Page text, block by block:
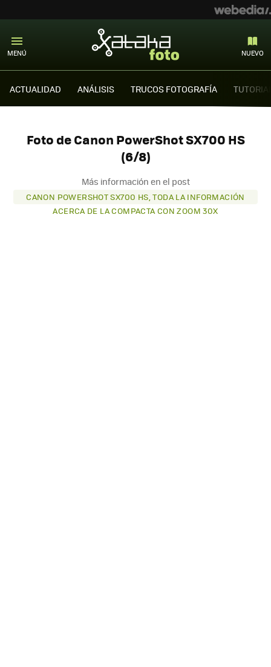
MENÚ NUEVO
ACTUALIDAD ANÁLISIS TRUCOS FOTOGRAFÍA
Foto de Canon PowerShot SX700 HS
(6/8)
Más información en el post
CANON POWERSHOT SX700 HS, TODA LA INFORMACIÓN
ACERCA DE LA COMPACTA CON ZOOM 30X